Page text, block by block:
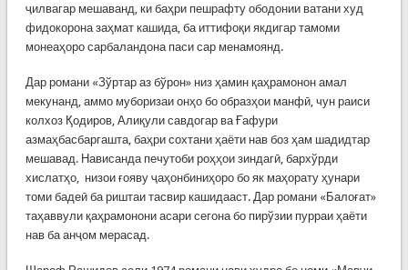
ҷилвагар мешаванд, ки баҳри пешрафту ободонии ватани худ
фидокорона заҳмат кашида, ба иттифоқи якдигар тамоми
монеаҳоро сарбаландона паси сар менамоянд.
Дар романи «Зўртар аз бўрон» низ ҳамин қаҳрамонон амал
мекунанд, аммо муборизаи онҳо бо образҳои манфӣ, чун раиси
колхоз Қодиров, Алиқули савдогар ва Ғафури
азмаҳбасбаргашта, баҳри сохтани ҳаёти нав боз ҳам шадидтар
мешавад. Нависанда печутоби роҳҳои зиндагӣ, бархўрди
хислатҳо, низои ғояву ҷаҳонбиниҳоро бо як маҳорату ҳунари
томи бадеӣ ба риштаи тасвир кашидааст. Дар романи «Балоғат»
таҳаввули қаҳрамонони асари сегона бо пирўзии пурраи ҳаёти
нав ба анҷом мерасад.